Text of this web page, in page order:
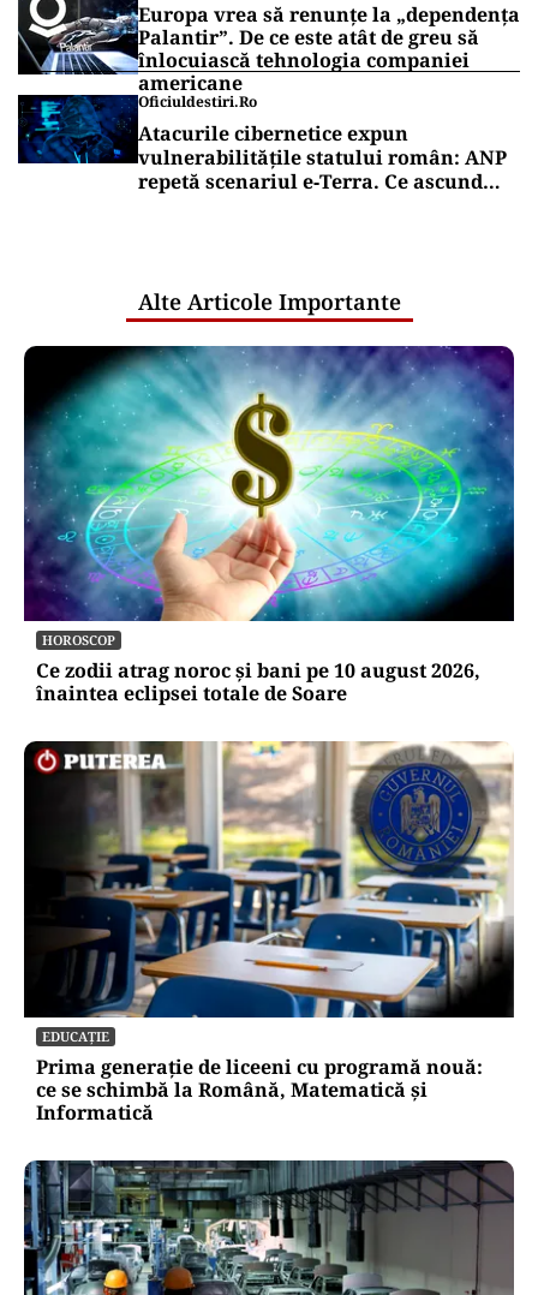
Europa vrea să renunțe la „dependența
Palantir”. De ce este atât de greu să
înlocuiască tehnologia companiei
americane
Oficiuldestiri.ro
Atacurile cibernetice expun
vulnerabilitățile statului român: ANP
repetă scenariul e‑Terra. Ce ascund
Alte Articole Importante
HOROSCOP
Ce zodii atrag noroc și bani pe 10 august 2026,
înaintea eclipsei totale de Soare
EDUCAȚIE
Prima generație de liceeni cu programă nouă:
ce se schimbă la Română, Matematică și
Informatică